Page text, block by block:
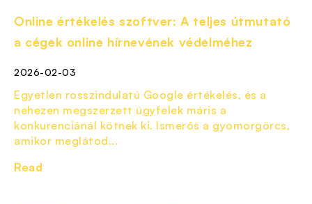
Online értékelés szoftver: A teljes útmutató
a cégek online hírnevének védelméhez
2026-02-03
Egyetlen rosszindulatú Google értékelés, és a
nehezen megszerzett ügyfelek máris a
konkurenciánál kötnek ki. Ismerős a gyomorgörcs,
amikor meglátod...
Read